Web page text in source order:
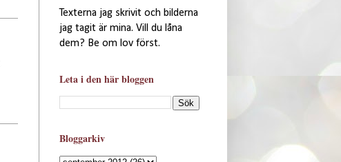
Texterna jag skrivit och bilderna
jag tagit är mina. Vill du låna
dem? Be om lov först.
Leta i den här bloggen
Bloggarkiv